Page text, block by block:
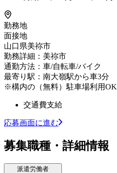
勤務地
面接地
山口県美祢市
勤務詳細：美祢市
通勤方法：車/自転車/バイク
最寄り駅：南大嶺駅から車3分
※構内の（無料）駐車場利用OK
交通費支給
応募画面に進む
募集職種・詳細情報
派遣労働者